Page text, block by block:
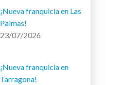
¡Nueva franquicia en Las
Palmas!
23/07/2026
¡Nueva franquicia en
Tarragona!